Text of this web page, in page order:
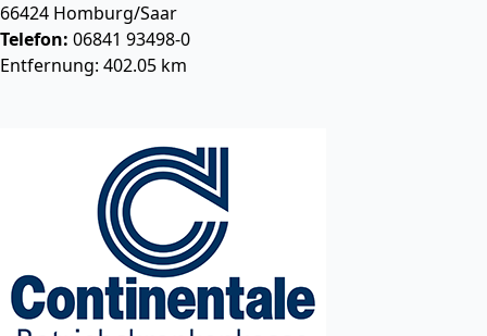
66424 Homburg/Saar
Telefon: 06841 93498-0
Entfernung: 402.05 km